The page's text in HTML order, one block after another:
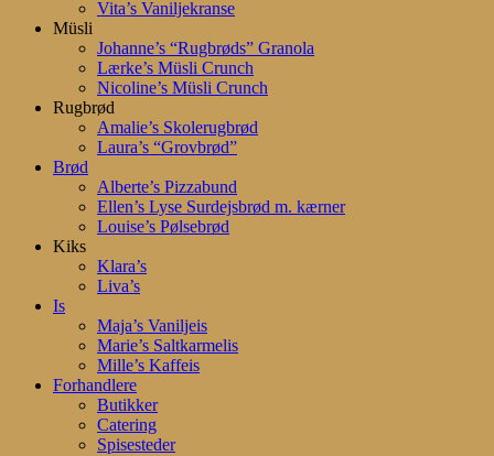
Vita’s Vaniljekranse
Müsli
Johanne’s “Rugbrøds” Granola
Lærke’s Müsli Crunch
Nicoline’s Müsli Crunch
Rugbrød
Amalie’s Skolerugbrød
Laura’s “Grovbrød”
Brød
Alberte’s Pizzabund
Ellen’s Lyse Surdejsbrød m. kærner
Louise’s Pølsebrød
Kiks
Klara’s
Liva’s
Is
Maja’s Vaniljeis
Marie’s Saltkarmelis
Mille’s Kaffeis
Forhandlere
Butikker
Catering
Spisesteder